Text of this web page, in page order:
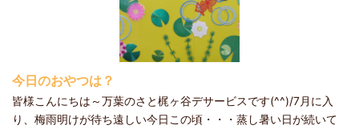
今日のおやつは？
皆様こんにちは～万葉のさと梶ヶ谷デサービスです(^^)/7月に入
り、梅雨明けが待ち遠しい今日この頃・・・蒸し暑い日が続いて